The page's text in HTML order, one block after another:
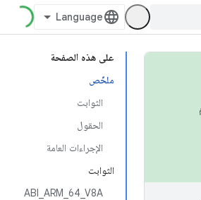
على هذه الصفحة
ملخّص
الثوابت
الحقول
الإجراءات العامة
الثوابت
ABI_ARM_64_V8A